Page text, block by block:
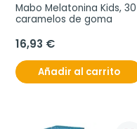
Mabo Melatonina Kids, 30
caramelos de goma
16,93 €
Añadir al carrito